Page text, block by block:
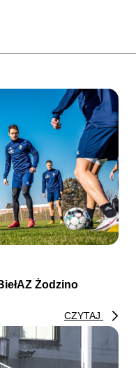
Żodzino
CZYTAJ